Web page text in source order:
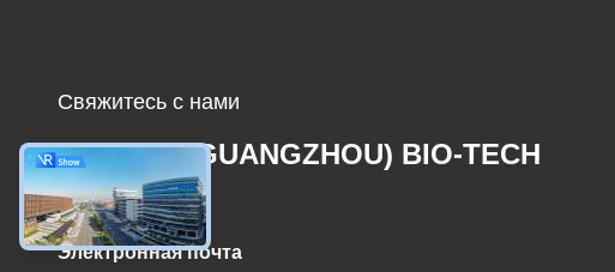
Свяжитесь с нами
MCREAT (GUANGZHOU) BIO-TECH
CO.,LTD
Электронная почта